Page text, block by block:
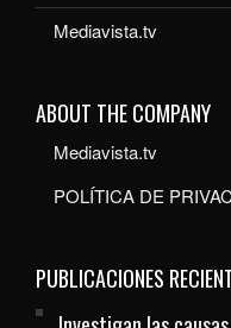
Mediavista.tv
ABOUT THE COMPANY
Mediavista.tv
POLÍTICA DE
PUBLICACIONES